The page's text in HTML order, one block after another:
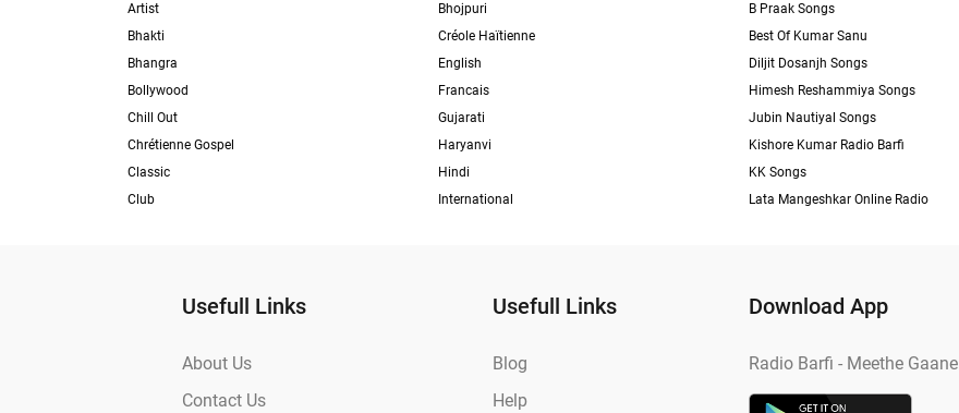
Artist
Bhakti
Bhangra
Bollywood
Chill Out
Chrétienne Gospel
Classic
Club
Bhojpuri
Créole Haïtienne
English
Francais
Gujarati
Haryanvi
Hindi
International
B Praak Songs
Best Of Kumar Sanu
Diljit Dosanjh Songs
Himesh Reshammiya Songs
Jubin Nautiyal Songs
Kishore Kumar Radio Barfi
KK Songs
Lata Mangeshkar Online Radio
Usefull Links
About Us
Contact Us
Usefull Links
Blog
Help
Download App
Radio Barfi - Meethe Gaane